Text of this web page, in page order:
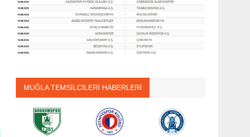
MUĞLA TEMSİLCİLERİ HABERLERİ